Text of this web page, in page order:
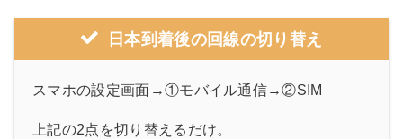
日本到着後の回線の切り替え
スマホの設定画面→①モバイル通信→②SIM
上記の2点を切り替えるだけ。